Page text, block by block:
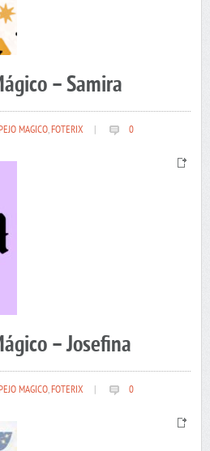
– Samira
MAGICO,FOTERIX 0
– Josefina
MAGICO,FOTERIX 0